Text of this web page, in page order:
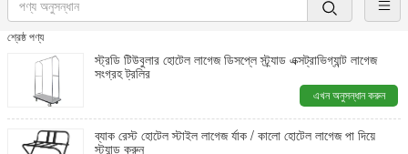
শ্রেষ্ঠ পণ্য
স্ট্রডি টিউবুলার হোটেল লাগেজ ডিসপ্লে স্ট্র্যাড এক্সট্রাভিগ্যান্ট লাগেজ
সংগ্রহ ট্রলির
এখন অনুসন্ধান করুন
ব্যাক রেস্ট হোটেল স্টাইল লাগেজ র্যাক / কালো হোটেল লাগেজ পা দিয়ে
স্ট্যান্ড করুন